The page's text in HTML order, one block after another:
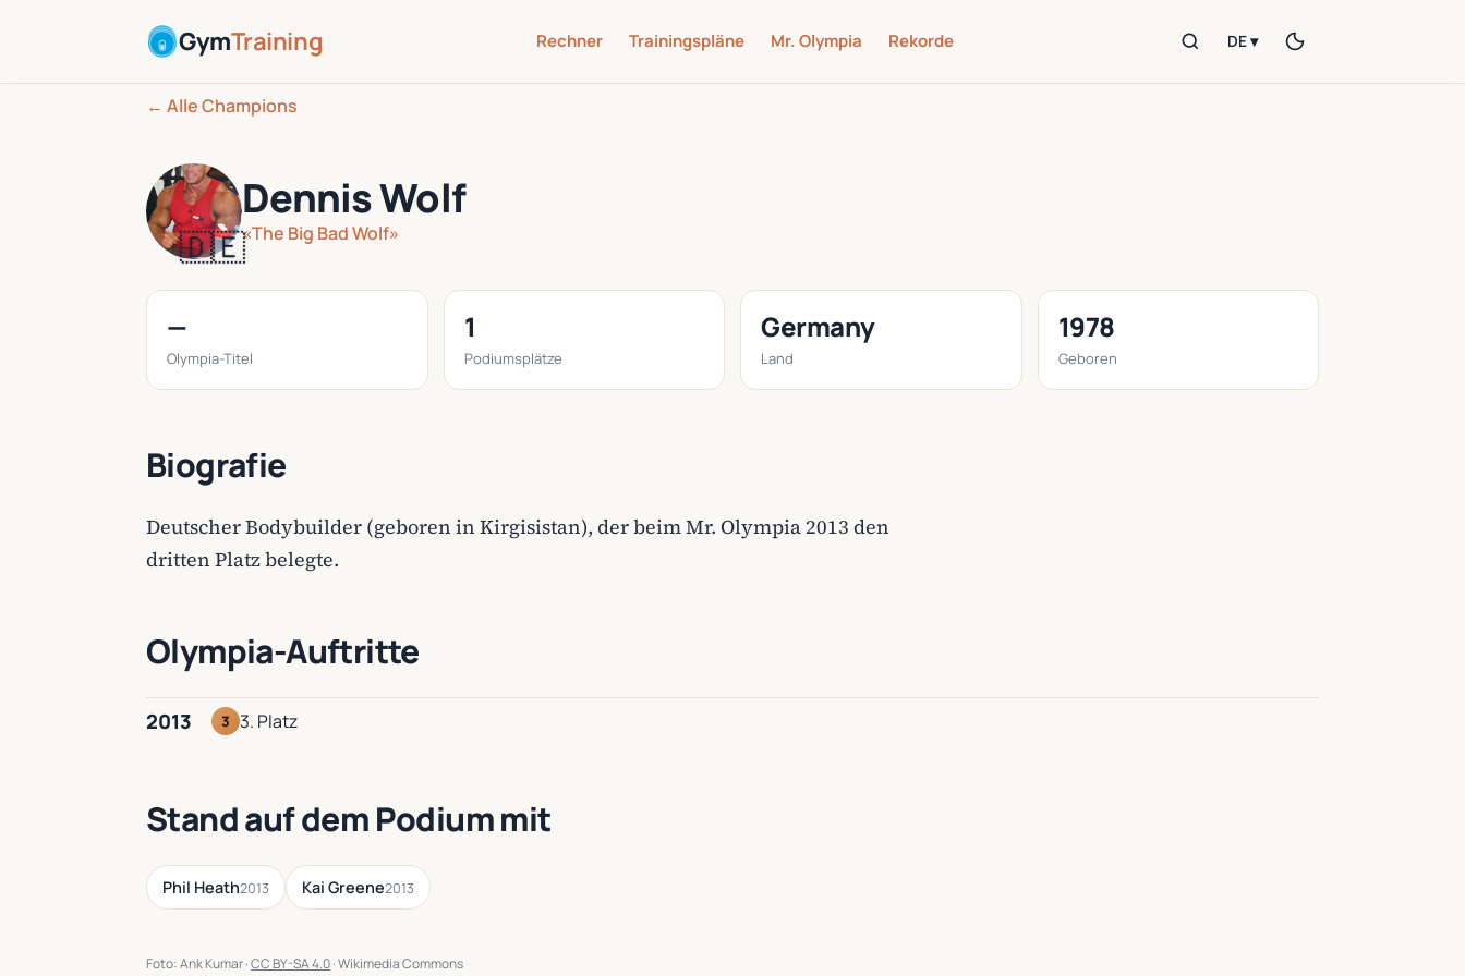
GymTraining Rechner Trainingspläne Mr. Olympia Rekorde DE ▾
← Alle Champions
🇩🇪
Dennis Wolf
«The Big Bad Wolf»
—
Olympia-Titel
1
Podiumsplätze
Germany
Land
1978
Geboren
Biografie
Deutscher Bodybuilder (geboren in Kirgisistan), der beim Mr. Olympia 2013 den
dritten Platz belegte.
Olympia-Auftritte
2013 3 3. Platz
Stand auf dem Podium mit
Phil Heath2013 Kai Greene2013
Foto: Ank Kumar ·CC BY-SA 4.0· Wikimedia Commons